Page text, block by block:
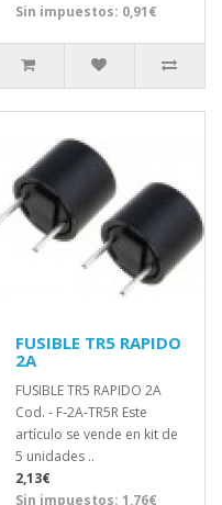
Sin impuestos: 0,91€
FUSIBLE TR5 RAPIDO
2A
FUSIBLE TR5 RAPIDO 2A
Cod. - F-2A-TR5R Este
artículo se vende en kit de
5 unidades ..
2,13€
Sin impuestos: 1,76€